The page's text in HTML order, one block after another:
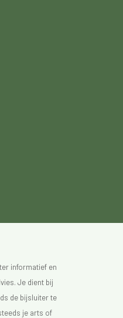
informatief en
Je dient bij
de bijsluiter te
je arts of